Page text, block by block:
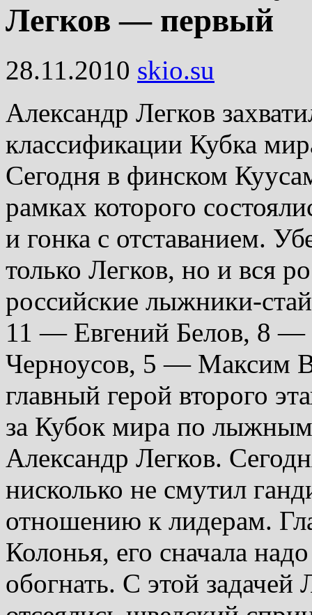
Легков — первый
28.11.2010 skio.su
Александр Легков
классификации Кубка
Сегодня в финском
рамках которого
и гонка с отставанием.
только Легков, но и вся
российские лыжники-
11 — Евгений Белов, 8
Черноусов, 5 — Максим
главный герой второго
за Кубок мира по
Александр Легков.
нисколько не смутил
отношению к лидерам.
Колонья, его сначала
обогнать. С этой задачей